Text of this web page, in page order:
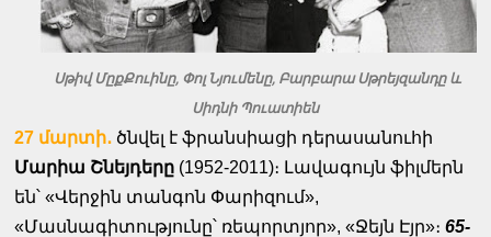
Սթիվ ՄըքՔուինը, Փոլ Նյումենը, Բարբարա Սթրեյզանդը և
Սիդնի Պուատիեն
27 մարտի․ ծնվել է ֆրանսիացի դերասանուհի
Մարիա Շնեյդերը (1952-2011)։ Լավագույն ֆիլմերն
են՝ «Վերջին տանգոն Փարիզում»,
«Մասնագիտությունը՝ ռեպորտյոր», «Ջեյն Էյր»։65-